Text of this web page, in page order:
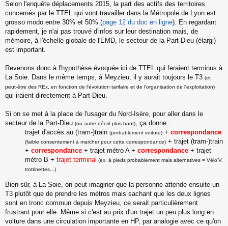
Selon l'enquête déplacements 2015, la part des actifs des territoires
concernés par le TTEL qui vont travailler dans la Métropole de Lyon est
grosso modo entre 30% et 50% (page 12 du doc en ligne). En regardant
rapidement, je n'ai pas trouvé d'infos sur leur destination mais, de
mémoire, à l'échelle globale de l'EMD, le secteur de la Part-Dieu (élargi)
est important.
Revenons donc à l'hypothèse évoquée ici de TTEL qui feraient terminus à
La Soie. Dans le même temps, à Meyzieu, il y aurait toujours le T3 (et
peut-être des REx, en fonction de l'évolution tarifaire et de l'organisation de l'exploitation)
qui iraient directement à Part-Dieu.
Si on se met à la place de l'usager du Nord-Isère, pour aller dans le
secteur de la Part-Dieu (ou autre décrit plus haut), ça donne :
trajet d'accès au (tram-)train (probablement voiture) + correspondance
(faible consentement à marcher pour cette correspondance) + trajet (tram-)train
+ correspondance + trajet métro A + correspondance + trajet
métro B + trajet terminal (ex. à pieds probablement mais alternatives = Vélo'V,
trottinettes...)
Bien sûr, à La Soie, on peut imaginer que la personne attende ensuite un
T3 plutôt que de prendre les métros mais sachant que les deux lignes
sont en tronc commun depuis Meyzieu, ce serait particulièrement
frustrant pour elle. Même si c'est au prix d'un trajet un peu plus long en
voiture dans une circulation importante en HP, par analogie avec ce qu'on